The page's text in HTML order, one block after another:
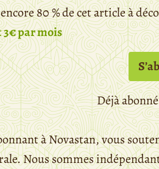
80 % de cet article à
par mois
Déjà
à Novastan, vous
Nous sommes